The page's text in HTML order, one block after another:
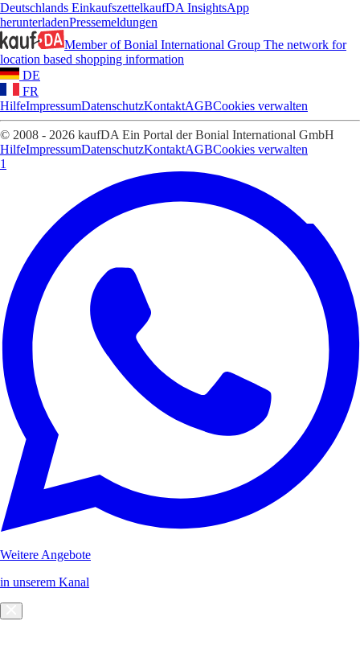
Deutschlands EinkaufszettelkaufDA InsightsApp
herunterladenPressemeldungen
Member of Bonial International Group The network for
location based shopping information
DE
FR
HilfeImpressumDatenschutzKontaktAGBCookies verwalten
© 2008 - 2026 kaufDA Ein Portal der Bonial International GmbH
HilfeImpressumDatenschutzKontaktAGBCookies verwalten
1
Weitere Angebote
in unserem Kanal